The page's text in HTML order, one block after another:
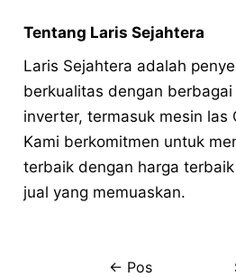
Tentang Laris Sejahtera
Laris Sejahtera adalah
berkualitas dengan
inverter, termasuk mesin las
Kami berkomitmen untuk
terbaik dengan harga
jual yang memuaskan.
← Pos